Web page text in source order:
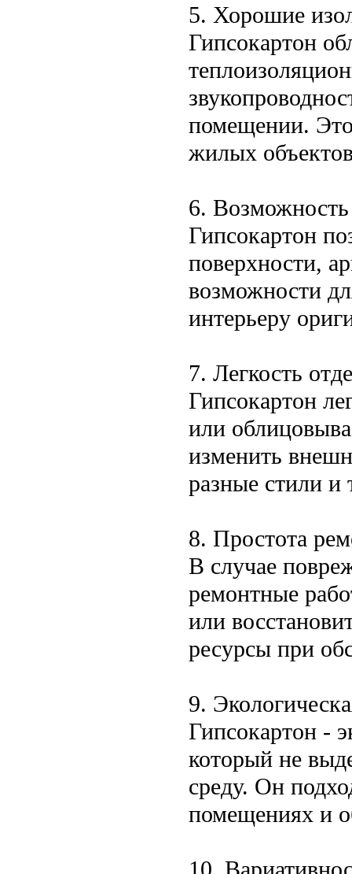
5. Хорошие
Гипсокартон
помещении. Это
жилых
6. Возможность
Гипсокартон
поверхности,
возможности
интерьеру
7. Легкость
Гипсокартон
или
изменить
разные стили и
8. Простота
В случае
ремонтные
или
ресурсы при
9.
Гипсокартон -
который не
среду. Он
помещениях и